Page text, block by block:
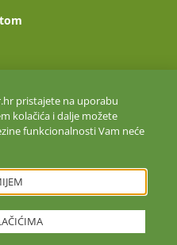
u poljoprivredi, ribarstvu i
razvoju
pristajete na uporabu
kolačića i dalje možete
funkcionalnosti Vam neće